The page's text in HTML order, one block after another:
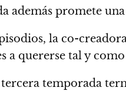
además promete
la co-
a quererse tal y
temporada